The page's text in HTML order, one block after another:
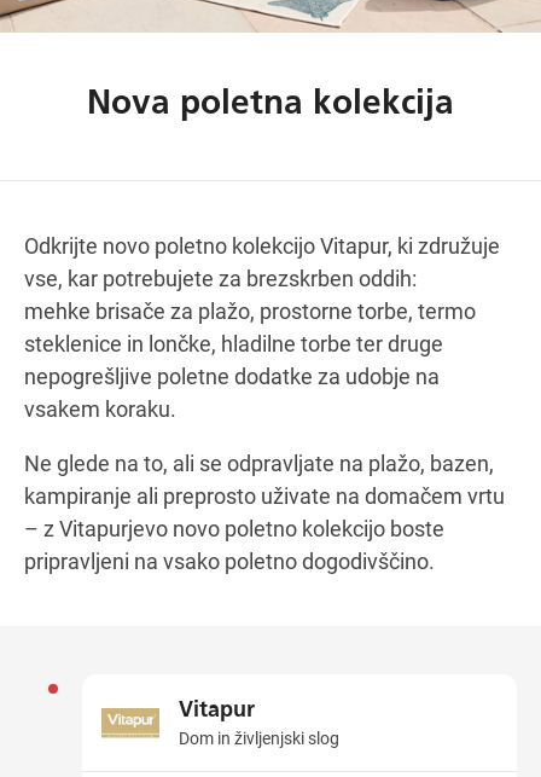
sobota
Nova poletna kolekcija
Odkrijte novo poletno kolekcijo Vitapur, ki združuje
vse, kar potrebujete za brezskrben oddih:
mehke brisače za plažo, prostorne torbe, termo
steklenice in lončke, hladilne torbe ter druge
nepogrešljive poletne dodatke za udobje na
vsakem koraku.
Ne glede na to, ali se odpravljate na plažo, bazen,
kampiranje ali preprosto uživate na domačem vrtu
– z Vitapurjevo novo poletno kolekcijo boste
pripravljeni na vsako poletno dogodivščino.
Vitapur
Dom in življenjski slog